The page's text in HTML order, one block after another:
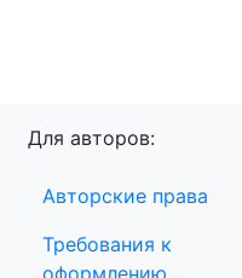
Для авторов:
Авторские права
Требования к